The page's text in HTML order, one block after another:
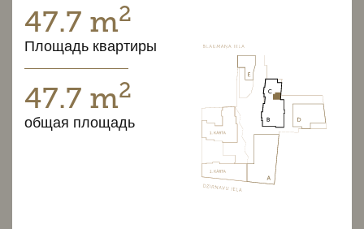
47.7 m2
Площадь квартиры
47.7 m2
общая площадь